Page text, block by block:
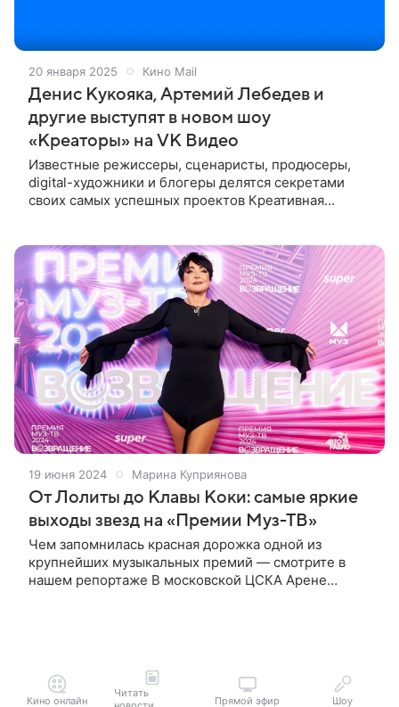
20 января 2025 Кино Mail
Денис Кукояка, Артемий Лебедев и
другие выступят в новом шоу
«Креаторы» на VK Видео
Известные режиссеры, сценаристы, продюсеры,
digital-художники и блогеры делятся секретами
своих самых успешных проектов Креативная
19 июня 2024 Марина Куприянова
От Лолиты до Клавы Коки: самые яркие
выходы звезд на «Премии Муз-ТВ»
Чем запомнилась красная дорожка одной из
крупнейших музыкальных премий — смотрите в
нашем репортаже В московской ЦСКА Арене
Кино онлайн
Читать
Прямой эфир Шоу